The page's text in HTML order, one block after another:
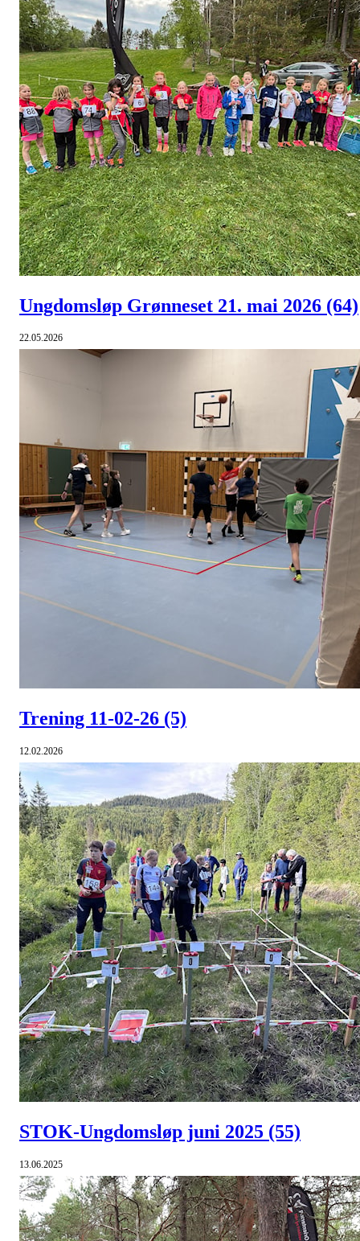
Ungdomsløp Grønneset 21. mai 2026 (64)
22.05.2026
Trening 11-02-26 (5)
12.02.2026
STOK-Ungdomsløp juni 2025 (55)
13.06.2025